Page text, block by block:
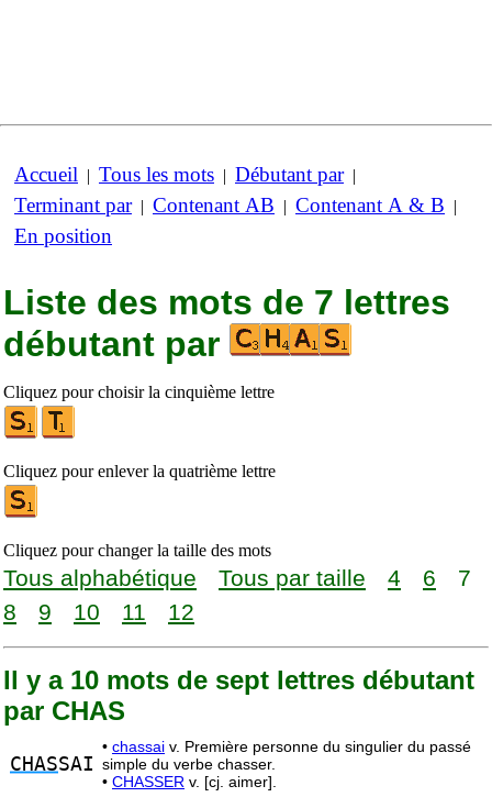
Accueil | Tous les mots | Débutant par|
Terminant par| Contenant AB | Contenant A & B |
En position
Liste des mots de 7 lettres
débutant par
Cliquez pour choisir la cinquième lettre
Cliquez pour enlever la quatrième lettre
Cliquez pour changer la taille des mots
Tous alphabétique Tous par taille 4 6
7
8
9 10 11 12
Il y a 10 mots de sept lettres débutant
par CHAS
CHASSAI
• chassai v. Première personne du singulier du passé
simple du verbe chasser.
• CHASSER v. [cj. aimer].